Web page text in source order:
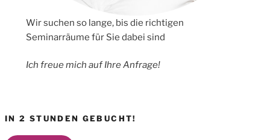
Wir suchen so lange, bis die richtigen
Seminarräume für Sie dabei sind
Ich freue mich auf Ihre Anfrage!
IN 2 STUNDEN GEBUCHT!